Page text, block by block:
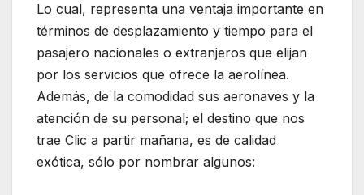
Lo cual, representa una ventaja importante en
términos de desplazamiento y tiempo para el
pasajero nacionales o extranjeros que elijan
por los servicios que ofrece la aerolínea.
Además, de la comodidad sus aeronaves y la
atención de su personal; el destino que nos
trae Clic a partir mañana, es de calidad
exótica, sólo por nombrar algunos: